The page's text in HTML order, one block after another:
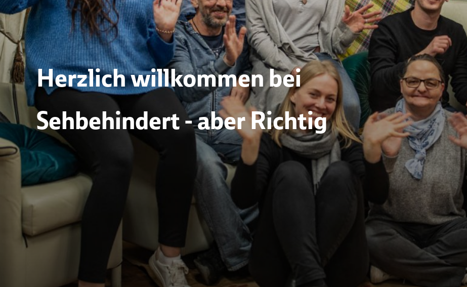
Herzlich willkommen bei
Sehbehindert - aber Richtig